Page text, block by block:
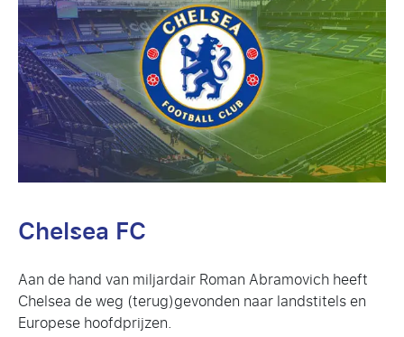
Chelsea FC
Aan de hand van miljardair Roman Abramovich heeft
Chelsea de weg (terug)gevonden naar landstitels en
Europese hoofdprijzen.